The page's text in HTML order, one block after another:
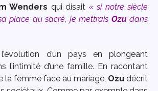
Wenders qui disait « si notre siècle
place au sacré je mettrais Ozu dans
d’un pays en plongeant
l’intimité d’une famille. En racontant
la femme face au mariage, Ozu décrit